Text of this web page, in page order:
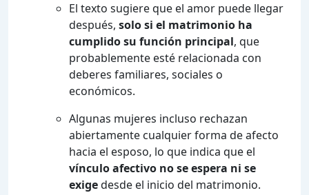
El texto sugiere que el amor puede llegar
después, solo si el matrimonio ha
cumplido su función principal, que
probablemente esté relacionada con
deberes familiares, sociales o
económicos.
Algunas mujeres incluso rechazan
abiertamente cualquier forma de afecto
hacia el esposo, lo que indica que el
vínculo afectivo no se espera ni se
exigedesde el inicio del matrimonio.